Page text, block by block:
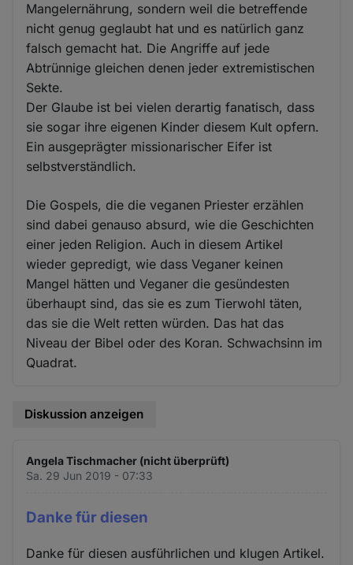
Mangelernährung, sondern weil die betreffende
nicht genug geglaubt hat und es natürlich ganz
falsch gemacht hat. Die Angriffe auf jede
Abtrünnige gleichen denen jeder extremistischen
Sekte.
Der Glaube ist bei vielen derartig fanatisch, dass
sie sogar ihre eigenen Kinder diesem Kult opfern.
Ein ausgeprägter missionarischer Eifer ist
selbstverständlich.
Die Gospels, die die veganen Priester erzählen
sind dabei genauso absurd, wie die Geschichten
einer jeden Religion. Auch in diesem Artikel
wieder gepredigt, wie dass Veganer keinen
Mangel hätten und Veganer die gesündesten
überhaupt sind, das sie es zum Tierwohl täten,
das sie die Welt retten würden. Das hat das
Niveau der Bibel oder des Koran. Schwachsinn im
Quadrat.
Diskussion anzeigen
Angela Tischmacher (nicht überprüft)
Sa. 29 Jun 2019 - 07:33
Danke für diesen
Danke für diesen ausführlichen und klugen Artikel.